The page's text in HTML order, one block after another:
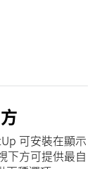
可安裝在顯示
下方可提供最自